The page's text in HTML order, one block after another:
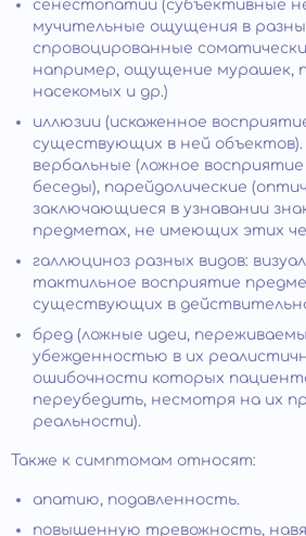
сенестопатии (субъективные
мучительные ощущения в
спровоцированные
например, ощущение мурашек,
насекомых и др.)
иллюзии (искаженное
существующих в ней
вербальные (ложное
беседы), парейдолические
заключающиеся в узнавании
предметах, не имеющих этих
галлюциноз разных видов:
тактильное восприятие
существующих в
бред (ложные идеи,
убежденностью в их
ошибочности которых
переубедить, несмотря на их
реальности).
Также к симптомам относят:
апатию, подавленность.
повышенную тревожность,